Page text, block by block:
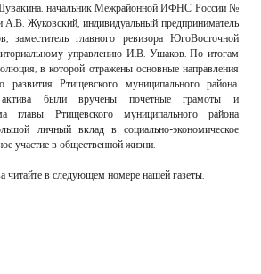
начальник Межрайонной ИФНС России №
А.В. Жуковский, индивидуальный предприниматель
главного ревизора ЮгоВосточной
управлению И.В. Ушаков. По итогам
в которой отражены основные направления
развития Ртищевского муниципального района.
были вручены почетные грамоты и
главы Ртищевского муниципального района
личный вклад в социально-экономическое
участие в общественной жизни.
читайте в следующем номере нашей газеты.